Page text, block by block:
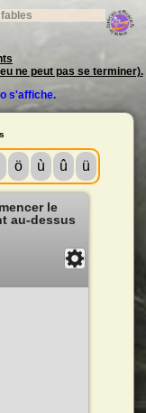
ne peut pas se terminer).
s'affiche.
ö ù û ü
le
au-dessus